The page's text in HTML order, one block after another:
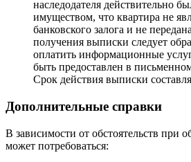
наследодателя действительно
имуществом, что квартира не
банковского залога и не
получения выписки следует
оплатить информационные
быть предоставлен в
Срок действия выписки
Дополнительные справки
В зависимости от обстоятельств при
может потребоваться: